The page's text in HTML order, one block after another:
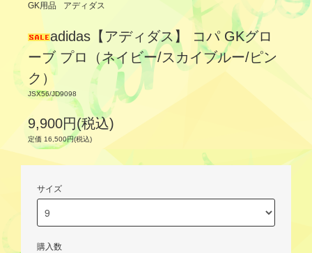
GK用品 アディダス
adidas【アディダス】 コパ GKグロ
ーブ プロ（ネイビー/スカイブルー/ピン
ク）
JSX56/JD9098
9,900円(税込)
定価 16,500円(税込)
サイズ
購入数